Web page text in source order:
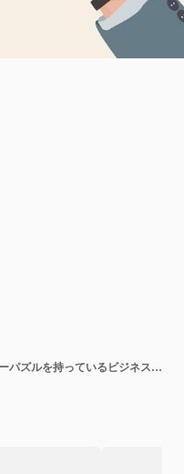
パズルを完成させるためにジグソーパズルを持っているビジネスマンの手 人事コンセプト 仕事